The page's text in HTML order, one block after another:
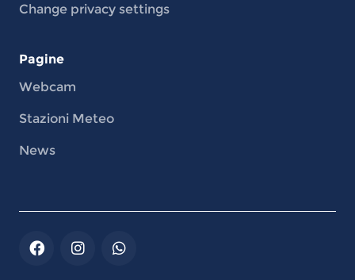
Change privacy settings
Pagine
Webcam
Stazioni Meteo
News